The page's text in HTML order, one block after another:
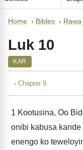
Home › Bibles ›
Luk 10
KAR
‹ Chapter 9
1 Kootusina, Oo
onibi kabusa
enengo ko